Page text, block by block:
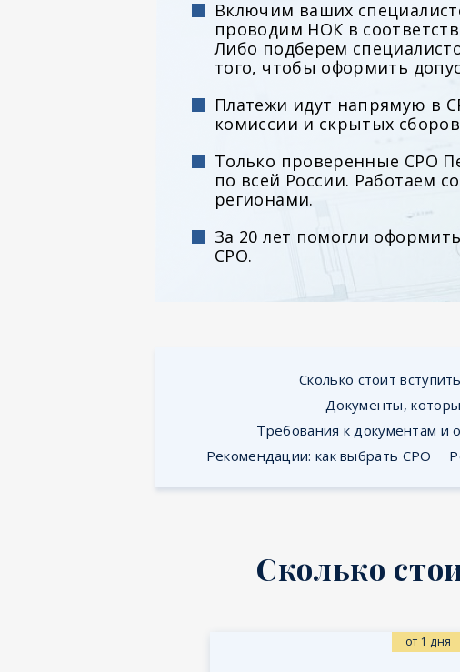
Включим ваших
проводим НОК в
Либо подберем
того, чтобы оформить
Платежи идут напрямую в
комиссии и скрытых
Только проверенные СРО
по всей России. Работаем
регионами.
За 20 лет помогли
СРО.
Сколько стоит
Документы,
Требования к документам и
Рекомендации: как выбрать СРО
Сколько
от 1 дня